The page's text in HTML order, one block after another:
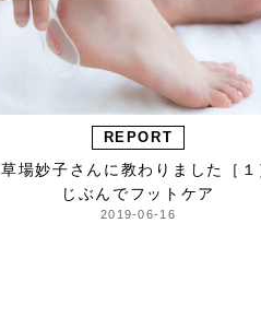
REPORT
草場妙子さんに教わりました［１
じぶんでフットケア
2019-06-16